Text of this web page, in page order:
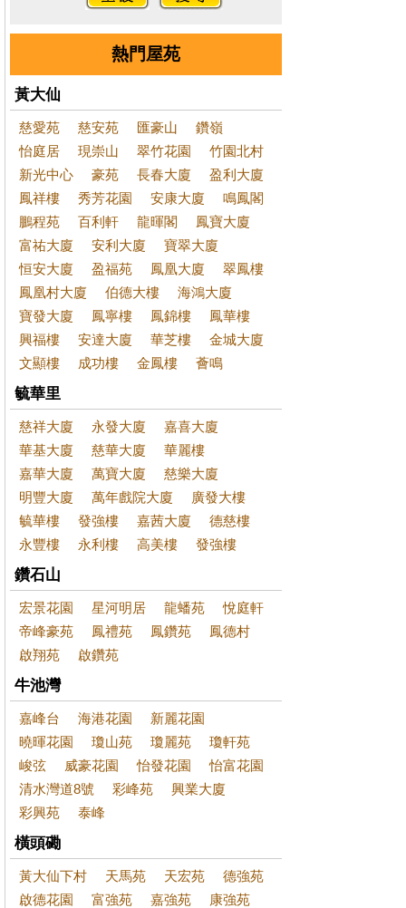
熱門屋苑
黃大仙
慈愛苑 慈安苑 匯豪山
鑽嶺
怡庭居
現崇山 翠竹花園
竹園北村
新光中心
豪苑 長春大廈
盈利大廈
鳳祥樓
秀芳花園 安康大廈
鳴鳳閣
鵬程苑
百利軒 龍暉閣
鳳寶大廈
富祐大廈
安利大廈
寶翠大廈
恒安大廈
盈福苑 鳳凰大廈
翠鳳樓
鳳凰村大廈
伯德大樓
海鴻大廈
寶發大廈
鳳寧樓 鳳錦樓
鳳華樓
興福樓
安達大廈 華芝樓
金城大廈
文顯樓
成功樓 金鳳樓 薈鳴
毓華里
慈祥大廈 永發大廈
嘉喜大廈
華基大廈
慈華大廈
華麗樓
嘉華大廈
萬寶大廈
慈樂大廈
明豐大廈
萬年戲院大廈
廣發大樓
毓華樓
發強樓 嘉茜大廈
德慈樓
永豐樓
永利樓 高美樓 發強樓
鑽石山
宏景花園 星河明居 龍蟠苑
悅庭軒
帝峰豪苑
鳳禮苑 鳳鑽苑
鳳德村
啟翔苑
啟鑽苑
牛池灣
嘉峰台 海港花園
新麗花園
曉暉花園
瓊山苑 瓊麗苑
瓊軒苑
峻弦
威豪花園 怡發花園
怡富花園
清水灣道8號
彩峰苑
興業大廈
彩興苑
泰峰
橫頭磡
黃大仙下村 天馬苑 天宏苑
德強苑
啟德花園
富強苑 嘉強苑 康強苑